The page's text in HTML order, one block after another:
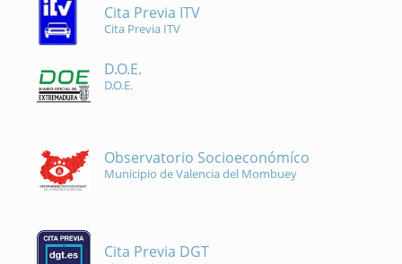
Cita Previa ITV
Cita Previa ITV
D.O.E.
D.O.E.
Observatorio Socioeconómíco
Municipio de Valencia del Mombuey
Cita Previa DGT